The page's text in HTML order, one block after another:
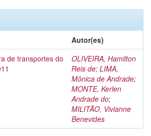
Autor(es)
de transportes do
OLIVEIRA, Hamilton
Reis de; LIMA,
Mônica de Andrade;
MONTE, Kerlen
Andrade do;
MILITÃO, Vivianne
Benevides